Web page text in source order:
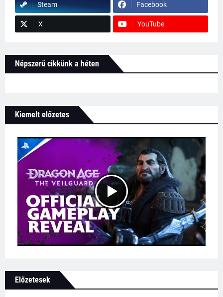
Steam Facebook
X YouTube
Népszerű cikkünk a héten
Kiemelt előzetes
Előzetesek